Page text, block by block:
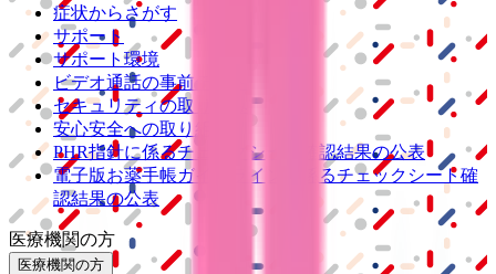
症状からさがす
サポート
サポート環境
ビデオ通話の事前テスト
セキュリティの取り組み
安心安全への取り組み
PHR指針に係るチェックシート確認結果の公表
電子版お薬手帳ガイドラインに係るチェックシート確
認結果の公表
医療機関の方
医療機関の方